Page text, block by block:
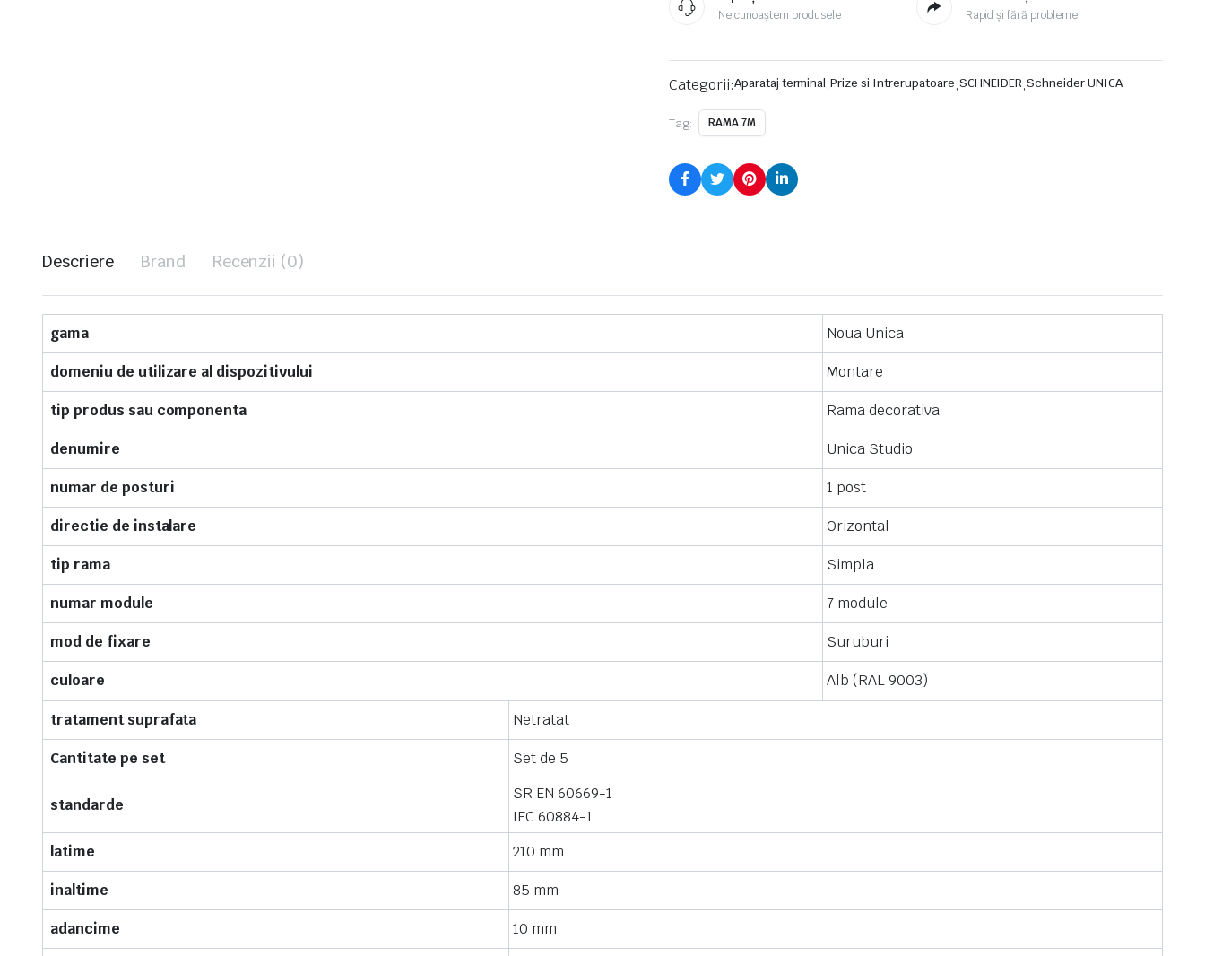
Ne cunoaștem produsele Rapid și fără probleme
Categorii:Aparataj terminal,Prize si Intrerupatoare,SCHNEIDER,Schneider UNICA
Tag: RAMA 7M
Descriere Brand Recenzii (0)
gama Noua Unica
domeniu de utilizare al dispozitivului Montare
tip produs sau componenta Rama decorativa
denumire Unica Studio
numar de posturi 1 post
directie de instalare Orizontal
tip rama Simpla
numar module 7 module
mod de fixare Suruburi
culoare Alb (RAL 9003)
tratament suprafata Netratat
Cantitate pe set Set de 5
standarde
SR EN 60669-1
IEC 60884-1
latime
210 mm
inaltime 85 mm
adancime 10 mm